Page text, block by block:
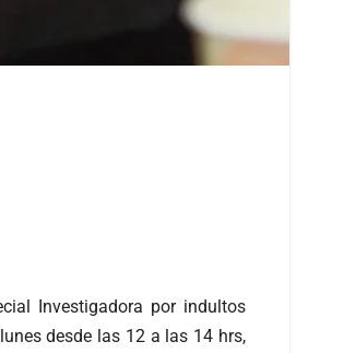
Investigadora por indultos
desde las 12 a las 14 hrs,